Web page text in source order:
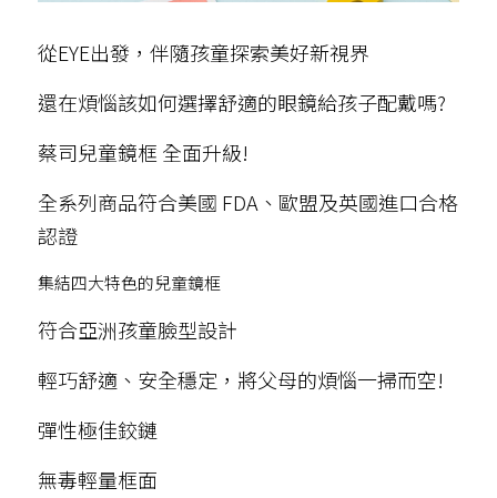
從EYE出發，伴隨孩童探索美好新視界
還在煩惱該如何選擇舒適的眼鏡給孩子配戴嗎?
蔡司兒童鏡框 全面升級!
全系列商品符合美國 FDA、歐盟及英國進口合格
認證
集結四大特色的兒童鏡框
符合亞洲孩童臉型設計
輕巧舒適、安全穩定，將父母的煩惱一掃而空!
彈性極佳鉸鏈
無毒輕量框面